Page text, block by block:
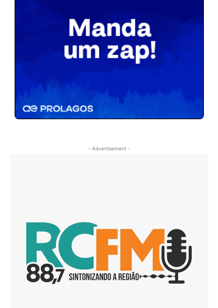
- Advertisement -